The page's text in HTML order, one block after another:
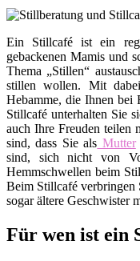
Ein Stillcafé ist ein
gebackenen Mamis und
Thema „Stillen“
stillen wollen. Mit
Hebamme, die Ihnen bei
Stillcafé unterhalten Sie
auch Ihre Freuden teilen
sind, dass Sie als Mutter
sind, sich nicht von
Hemmschwellen beim
Beim Stillcafé
sogar ältere Geschwister
Für wen ist ein